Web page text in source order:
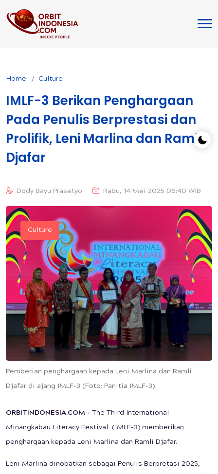
Home Culture
IMLF-3 Berikan Penghargaan
Pada Penulis Berprestasi dan
Prolifik, Leni Marlina dan Ramli
Djafar
Dody Bayu Prasetyo Rabu, 14 Mei 2025 06:40 WIB
Pemberian penghargaan kepada Leni Marlina dan Ramli
Djafar di ajang IMLF-3 (Foto: Panitia IMLF-3)
Culture
ORBITINDONESIA.COM - The Third International
Minangkabau Literacy Festival (IMLF-3) memberikan
penghargaan kepada Leni Marlina dan Ramli Djafar.
Leni Marlina dinobatkan sebagai Penulis Berpretasi 2025,